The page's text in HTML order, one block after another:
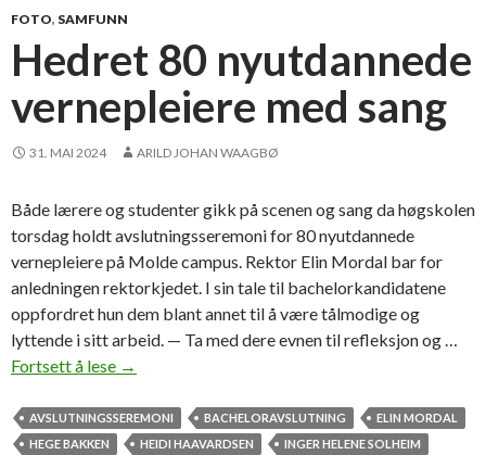
m
i
e
-
v
t
n
i
n
g
e
p
å
FOTO, SAMFUNN
Hedret 80 nyutdannede
vernepleiere med sang
31. MAI 2024 ARILD JOHAN WAAGBØ
Både lærere og studenter gikk på scenen og sang da høgskolen
torsdag holdt avslutningsseremoni for 80 nyutdannede
vernepleiere på Molde campus. Rektor Elin Mordal bar for
anledningen rektorkjedet. I sin tale til bachelorkandidatene
oppfordret hun dem blant annet til å være tålmodige og
lyttende i sitt arbeid. — Ta med dere evnen til refleksjon og …
Fortsett å lese H
d
r
→
AVSLUTNINGSSEREMONI BACHELORAVSLUTNING
ELIN MORDAL
HEGE BAKKEN
HEIDI HAAVARDSEN INGER HELENE SOLHEIM